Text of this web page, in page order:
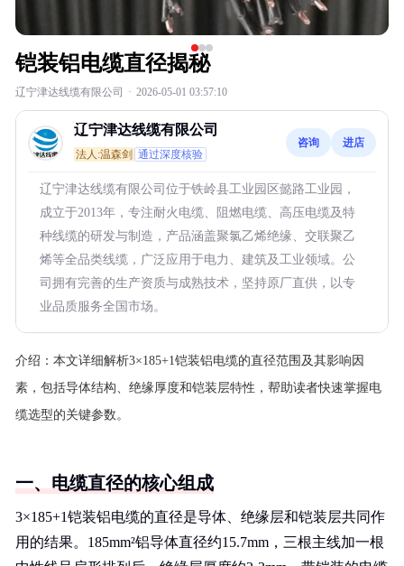
铠装铝电缆直径揭秘
辽宁津达线缆有限公司 · 2026-05-01 03:57:10
辽宁津达线缆有限公司
法人:温森剑 通过深度核验
咨询 进店
辽宁津达线缆有限公司位于铁岭县工业园区懿路工业园，
成立于2013年，专注耐火电缆、阻燃电缆、高压电缆及特
种线缆的研发与制造，产品涵盖聚氯乙烯绝缘、交联聚乙
烯等全品类线缆，广泛应用于电力、建筑及工业领域。公
司拥有完善的生产资质与成熟技术，坚持原厂直供，以专
业品质服务全国市场。
介绍： 本文详细解析3×185+1铠装铝电缆的直径范围及其影响因
素，包括导体结构、绝缘厚度和铠装层特性，帮助读者快速掌握电
缆选型的关键参数。
一、电缆直径的核心组成
3×185+1铠装铝电缆的直径是导体、绝缘层和铠装层共同作
用的结果。185mm²铝导体直径约15.7mm，三根主线加一根